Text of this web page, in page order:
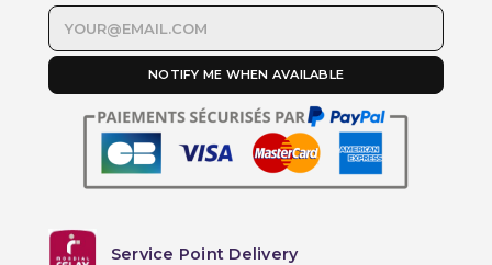
NOTIFY ME WHEN AVAILABLE
Service Point Delivery